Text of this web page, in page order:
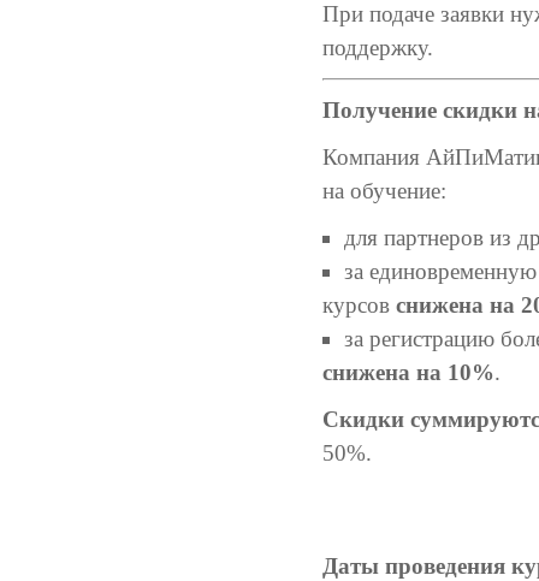
При подаче заявки
поддержку.
Получение скидки
Компания
на обучение:
для партнеров из
за
курсов снижена на
за регистрацию
снижена на 10%.
Скидки
50%.
Даты проведения